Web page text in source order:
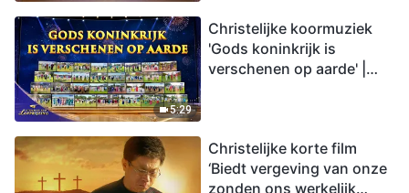
5:29
Christelijke koormuziek
'Gods koninkrijk is
verschenen op aarde' |
Christelijke korte film
‘Biedt vergeving van onze
zonden ons werkelijk